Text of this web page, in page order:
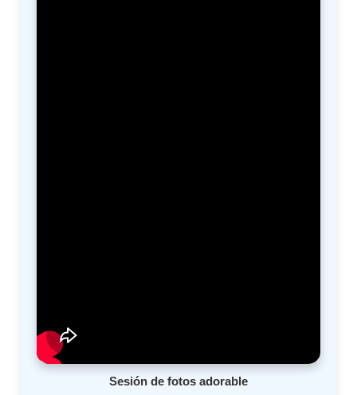
Sesión de fotos adorable